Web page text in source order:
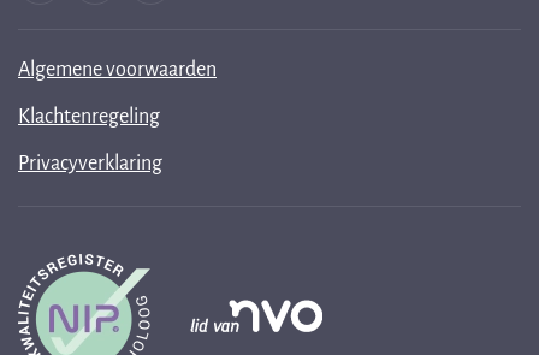
Algemene voorwaarden
Klachtenregeling
Privacyverklaring